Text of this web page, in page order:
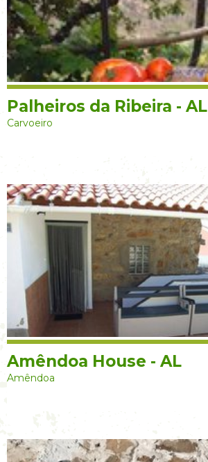
Palheiros da Ribeira - AL
Carvoeiro
Amêndoa House - AL
Amêndoa